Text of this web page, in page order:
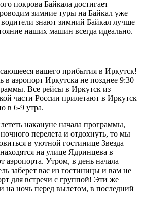
покрова Байкала достигает
зимние туры на Байкал уже
знают зимний Байкал лучше
наших машин всегда идеально.
вашего прибытия в Иркутск!
аэропорт Иркутска не позднее 9:30
Все рейсы в Иркутск из
части России прилетают в Иркутск
в 6-9 утра.
накануне начала программы,
перелета и отдохнуть, то мы
в уютной гостинице Звезда
на улице Ядринцева в
аэропорта. Утром, в день начала
заберет вас из гостиницы и вам не
для встречи с группой! Эти же
на ночь перед вылетом, в последний